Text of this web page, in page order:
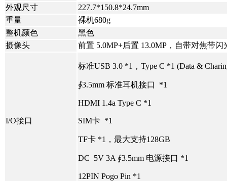
外观尺寸
227.7*150.8*24.7mm
重量
裸机680g
整机颜色
黑色
摄像头
前置 5.0MP+后置 13.0MP，自带对焦带闪
I/O接口
标准USB 3.0 *1，Type C *1 (Data &
∮3.5mm 标准耳机接口 *1
HDMI 1.4a Type C *1
SIM卡 *1
TF卡 *1，最大支持128GB
DC 5V 3A ∮3.5mm 电源接口 *1
12PIN Pogo Pin *1